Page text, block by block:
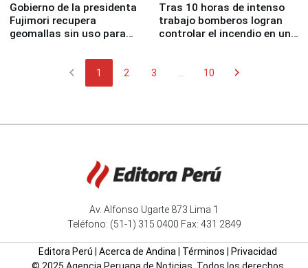
Gobierno de la presidenta
Fujimori recupera
geomallas sin uso para
Fenómeno El Niño
Tras 10 horas de intenso
trabajo bomberos logran
controlar el incendio en una
chevron_left 1 2 3 10 chevron_right
Av. Alfonso Ugarte 873 Lima 1
Teléfono: (51-1) 315 0400 Fax: 431 2849
Editora Perú Acerca de Andina| Términos
Privacidad